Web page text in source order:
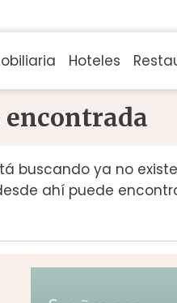
Hoteles
encontrada
buscando ya no
ahí puede